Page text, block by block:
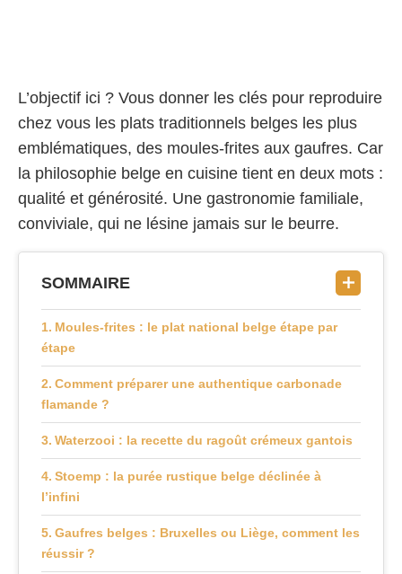
L’objectif ici ? Vous donner les clés pour reproduire
chez vous les plats traditionnels belges les plus
emblématiques, des moules-frites aux gaufres. Car
la philosophie belge en cuisine tient en deux mots :
qualité et générosité. Une gastronomie familiale,
conviviale, qui ne lésine jamais sur le beurre.
SOMMAIRE
Moules-frites : le plat national belge étape par
étape
Comment préparer une authentique carbonade
flamande ?
Waterzooi : la recette du ragoût crémeux gantois
Stoemp : la purée rustique belge déclinée à
l’infini
Gaufres belges : Bruxelles ou Liège, comment les
réussir ?